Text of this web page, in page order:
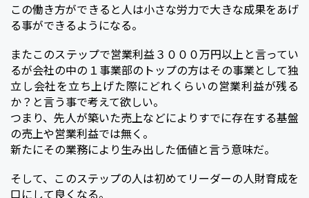
この働き方ができると人は小さな労力で大きな成果をあげ
る事ができるようになる。
またこのステップで営業利益３０００万円以上と言ってい
るが会社の中の１事業部のトップの方はその事業として独
立し会社を立ち上げた際にどれくらいの営業利益が残る
か？と言う事で考えて欲しい。
つまり、先人が築いた売上などによりすでに存在する基盤
の売上や営業利益では無く。
新たにその業務により生み出した価値と言う意味だ。
そして、このステップの人は初めてリーダーの人財育成を
口にして良くなる。